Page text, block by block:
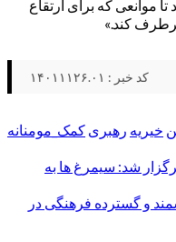
موانعی که برای ارتقاع
کند.»
کد خبر : ۱۴۰۱۱۱۲۶.۰۱
خیریه رهبری کمک_مومنانه
شد: سیمرغ ها به
و گسترده فرهنگی در